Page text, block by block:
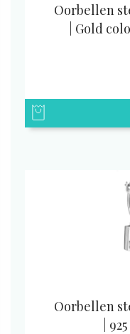
Oorbellen
| Gold
Oorbellen
|